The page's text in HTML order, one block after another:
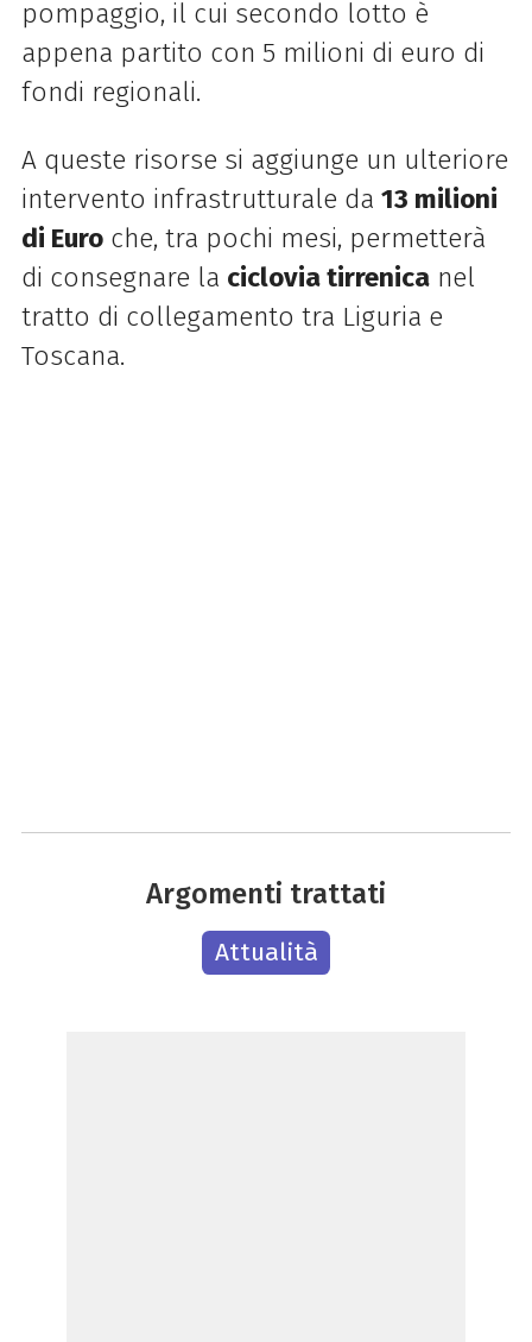
pompaggio, il cui secondo lotto è
appena partito con 5 milioni di euro di
fondi regionali.
A queste risorse si aggiunge un ulteriore
intervento infrastrutturale da 13 milioni
di Euroche, tra pochi mesi, permetterà
di consegnare la ciclovia tirrenicanel
tratto di collegamento tra Liguria e
Toscana.
Argomenti trattati
Attualità